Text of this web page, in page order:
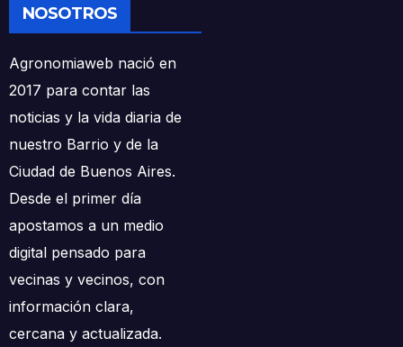
NOSOTROS
Agronomiaweb nació en
2017 para contar las
noticias y la vida diaria de
nuestro Barrio y de la
Ciudad de Buenos Aires.
Desde el primer día
apostamos a un medio
digital pensado para
vecinas y vecinos, con
información clara,
cercana y actualizada.